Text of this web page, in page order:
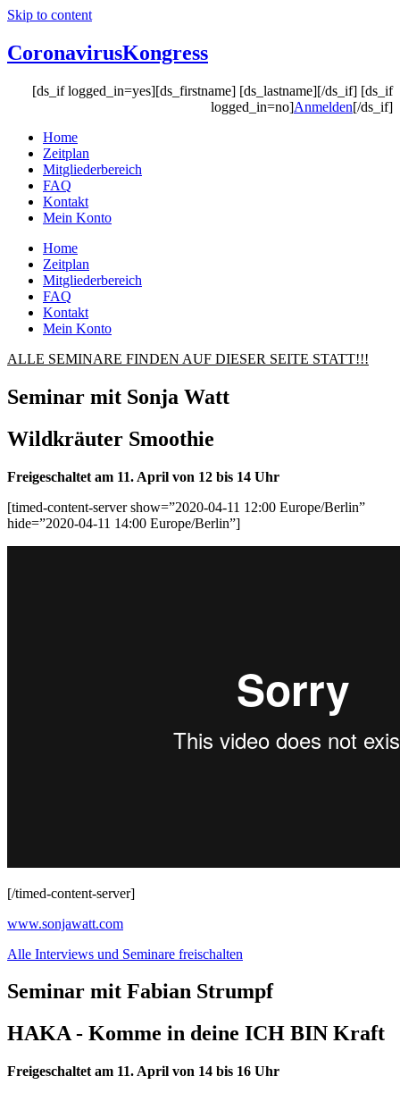
Skip to content
CoronavirusKongress
[ds_if logged_in=yes][ds_firstname] [ds_lastname][/ds_if] [ds_if
logged_in=no]Anmelden[/ds_if]
Home
Zeitplan
Mitgliederbereich
FAQ
Kontakt
Mein Konto
Home
Zeitplan
Mitgliederbereich
FAQ
Kontakt
Mein Konto
ALLE SEMINARE FINDEN AUF DIESER SEITE STATT!!!
Seminar mit Sonja Watt
Wildkräuter Smoothie
Freigeschaltet am 11. April von 12 bis 14 Uhr
[timed-content-server show=”2020-04-11 12:00 Europe/Berlin”
hide=”2020-04-11 14:00 Europe/Berlin”]
[/timed-content-server]
www.sonjawatt.com
Alle Interviews und Seminare freischalten
Seminar mit Fabian Strumpf
HAKA - Komme in deine ICH BIN Kraft
Freigeschaltet am 11. April von 14 bis 16 Uhr